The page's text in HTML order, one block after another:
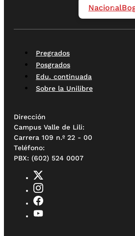
Nacional
Pregrados
Posgrados
Edu. continuada
Sobre la Unilibre
Dirección
Campus Valle de Lili:
Carrera 109 n.º 22 - 00
Teléfono:
PBX: (602) 524 0007